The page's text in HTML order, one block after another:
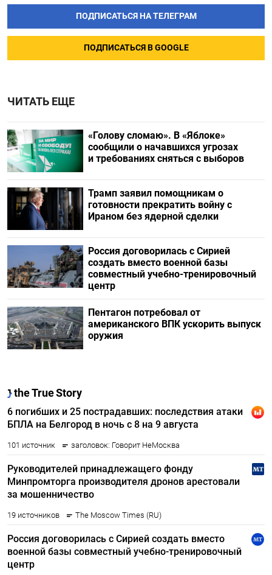
ПОДПИСАТЬСЯ НА ТЕЛЕГРАМ
ПОДПИСАТЬСЯ В GOOGLE
ЧИТАТЬ ЕЩЕ
«Голову сломаю». В «Яблоке»
сообщили о начавшихся угрозах
и требованиях сняться с выборов
Трамп заявил помощникам о
готовности прекратить войну с
Ираном без ядерной сделки
Россия договорилась с Сирией
создать вместо военной базы
совместный учебно-тренировочный
центр
Пентагон потребовал от
американского ВПК ускорить выпуск
оружия